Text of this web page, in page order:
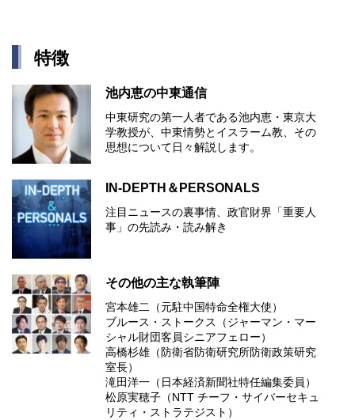
特徴
池内恵の中東通信
中東研究の第⼀⼈者である池内恵・東京⼤
学教授が、中東情勢とイスラーム教、その
思想について⽇々解説します。
IN-DEPTH＆PERSONALS
注目ニュースの裏事情、政官財界「重要人
事」の先読み・読み解き
その他の主な執筆陣
宮本雄二（元駐中国特命全権大使）
ブルース・ストークス（ジャーマン・マー
シャル財団客員シニアフェロー）
高橋杉雄（防衛省防衛研究所防衛政策研究
室長）
滝田洋一（日本経済新聞社特任編集委員）
松原実穂子（NTT チーフ・サイバーセキュ
リティ・ストラテジスト）